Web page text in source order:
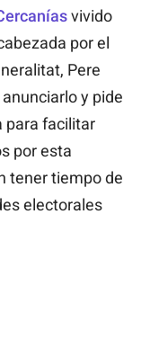
vivido
por el
Pere
y pide
para facilitar
por esta
tener tiempo de
electorales